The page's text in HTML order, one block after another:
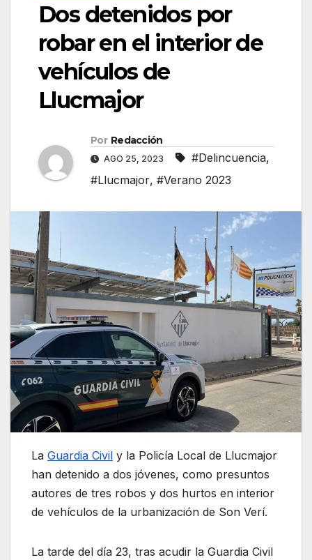
Dos detenidos por
robar en el interior de
vehículos de
Llucmajor
Por Redacción
AGO 25, 2023 #Delincuencia,
#Llucmajor, #Verano 2023
La Guardia Civil y la Policía Local de Llucmajor
han detenido a dos jóvenes, como presuntos
autores de tres robos y dos hurtos en interior
de vehículos de la urbanización de Son Verí.
La tarde del día 23, tras acudir la Guardia Civil